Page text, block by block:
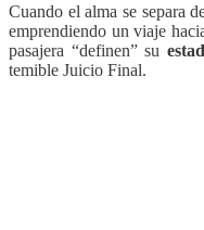
Cuando el alma se separa
emprendiendo un viaje
pasajera “definen” su
temible Juicio Final.